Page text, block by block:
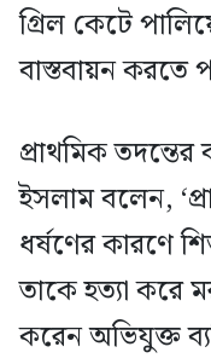
গ্রিল কেটে
বাস্তবায়ন করতে
প্রাথমিক
ইসলাম বলেন,
ধর্ষণের কারণে
তাকে হত্যা করে
করেন অভিযুক্ত